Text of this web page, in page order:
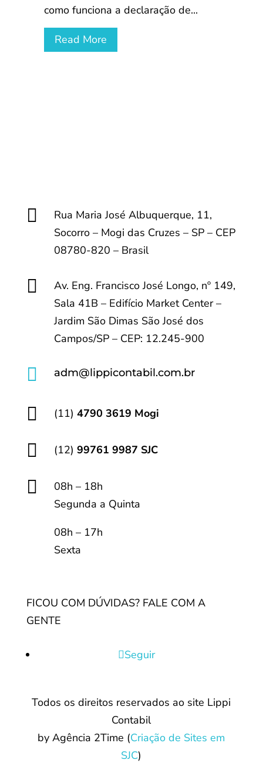
como funciona a declaração de...
Read More

Rua Maria José Albuquerque, 11,
Socorro – Mogi das Cruzes – SP – CEP
08780-820 – Brasil

Av. Eng. Francisco José Longo, nº 149,
Sala 41B – Edifício Market Center –
Jardim São Dimas São José dos
Campos/SP – CEP: 12.245-900
 adm@lippicontabil.com.br
 (11) 4790 3619 Mogi
 (12) 99761 9987 SJC

08h – 18h
Segunda a Quinta
08h – 17h
Sexta
FICOU COM DÚVIDAS? FALE COM A
GENTE
Seguir
Todos os direitos reservados ao site Lippi
Contabil
by Agência 2Time (Criação de Sites em
SJC)